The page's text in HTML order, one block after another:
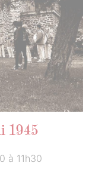
1945
à 11h30